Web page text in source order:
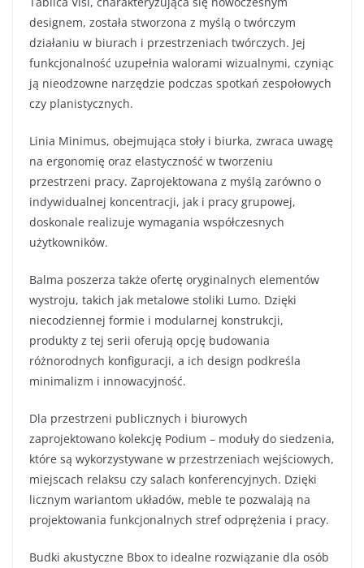
designem, została stworzona z myślą o twórczym
działaniu w biurach i przestrzeniach twórczych. Jej
funkcjonalność uzupełnia walorami wizualnymi, czyniąc
ją nieodzowne narzędzie podczas spotkań zespołowych
czy planistycznych.
Linia Minimus, obejmująca stoły i biurka, zwraca uwagę
na ergonomię oraz elastyczność w tworzeniu
przestrzeni pracy. Zaprojektowana z myślą zarówno o
indywidualnej koncentracji, jak i pracy grupowej,
doskonale realizuje wymagania współczesnych
użytkowników.
Balma poszerza także ofertę oryginalnych elementów
wystroju, takich jak metalowe stoliki Lumo. Dzięki
niecodziennej formie i modularnej konstrukcji,
produkty z tej serii oferują opcję budowania
różnorodnych konfiguracji, a ich design podkreśla
minimalizm i innowacyjność.
Dla przestrzeni publicznych i biurowych
zaprojektowano kolekcję Podium – moduły do siedzenia,
które są wykorzystywane w przestrzeniach wejściowych,
miejscach relaksu czy salach konferencyjnych. Dzięki
licznym wariantom układów, meble te pozwalają na
projektowania funkcjonalnych stref odprężenia i pracy.
Budki akustyczne Bbox to idealne rozwiązanie dla osób